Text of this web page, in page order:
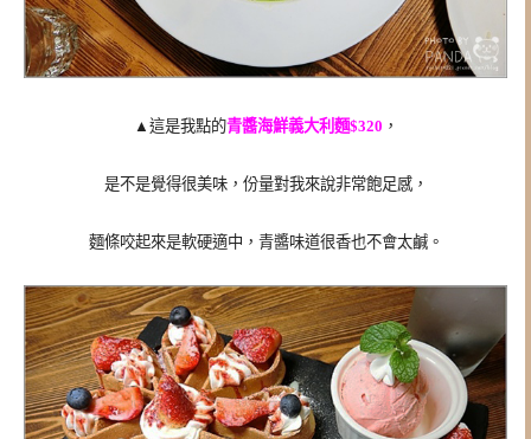
▲這是我點的青醬海鮮義大利麵$320 ，
是不是覺得很美味，份量對我來說非常飽足感，
麵條咬起來是軟硬適中， 青醬味道很香也不會太鹹。